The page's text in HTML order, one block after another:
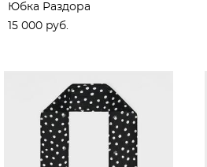
Юбка Раздора
15 000 pуб.